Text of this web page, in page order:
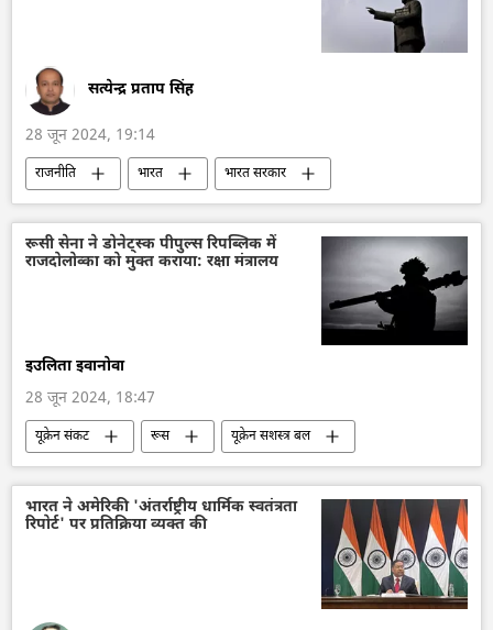
सत्येन्द्र प्रताप सिंह
28 जून 2024, 19:14
राजनीति भारत
भारत सरकार
नरेन्द्र मोदी
भारतीय संविधान
ऑस्ट्रेलिया
सामूहिक पश्चिम
वीज़ा
बीबीसी
बीबीसी वृत्तचित्र पंक्ति
अपराध
रूसी सेना ने डोनेट्स्क पीपुल्स रिपब्लिक में
राजदोलोव्का को मुक्त कराया: रक्षा मंत्रालय
इउलिता इवानोवा
28 जून 2024, 18:47
यूक्रेन संकट रूस
यूक्रेन सशस्त्र बल
यूक्रेन
विशेष सैन्य अभियान
राष्ट्रीय सुरक्षा
डोनेट्स्क पीपुल्स रिपब्लिक
रूसी सैन्य तकनीक
भारत ने अमेरिकी 'अंतर्राष्ट्रीय धार्मिक स्वतंत्रता
रिपोर्ट' पर प्रतिक्रिया व्यक्त की